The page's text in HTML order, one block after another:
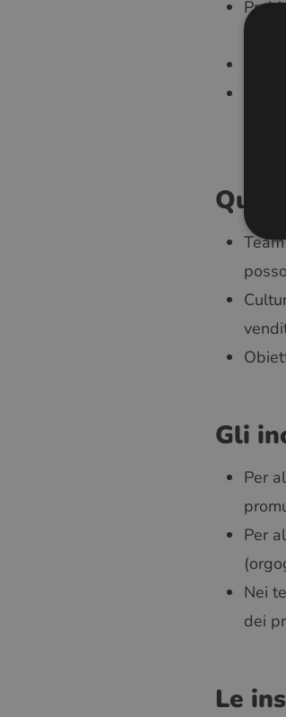
Gli
Per
Per
Nei
dei
Le